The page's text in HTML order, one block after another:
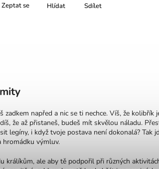
Zeptat se Hlídat Sdílet
napřed a nic se ti nechce. Víš, že kolibřík
že až přistaneš, budeš mít skvělou náladu.
legíny, i když tvoje postava není dokonalá? Tak
hromádku výmluv.
ale aby tě podpořil při různých